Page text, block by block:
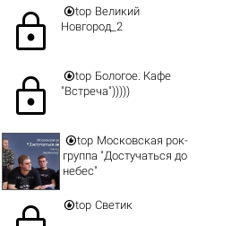
lock top Великий
Новгород_2
lock top Бологое. Кафе
"Встреча")))))
top Московская рок-
группа "Достучаться до
небес"
top Светик